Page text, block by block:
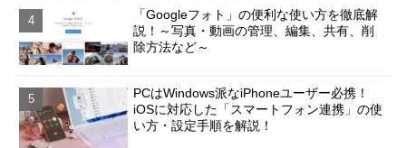
「Googleフォト」の便利な使い方を徹底解
説！～写真・動画の管理、編集、共有、削
除方法など～
PCはWindows派なiPhoneユーザー必携！
iOSに対応した「スマートフォン連携」の使
い方・設定手順を解説！